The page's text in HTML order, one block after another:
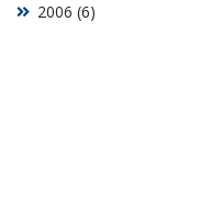
2006 (6)